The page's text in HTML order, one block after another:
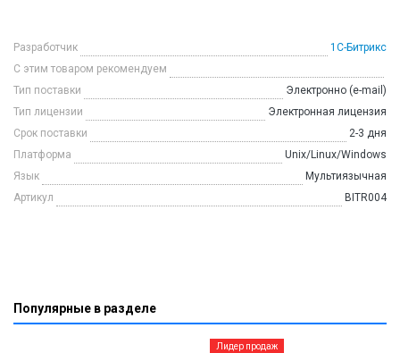
Разработчик
1С-Битрикс
С этим товаром рекомендуем
Тип поставки
Электронно (e-mail)
Тип лицензии
Электронная лицензия
Срок поставки
2-3 дня
Платформа
Unix/Linux/Windows
Язык
Мультиязычная
Артикул
BITR004
Популярные в разделе
Лидер продаж